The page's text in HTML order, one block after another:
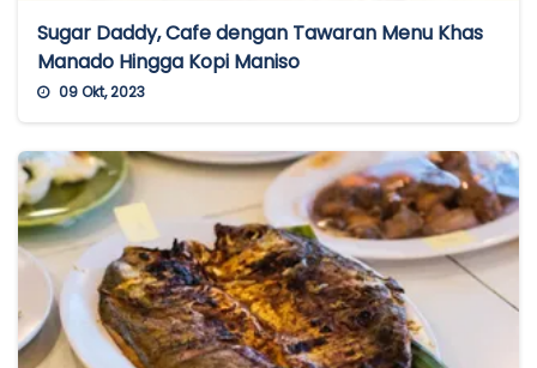
Sugar Daddy, Cafe dengan Tawaran Menu Khas
Manado Hingga Kopi Maniso
09 Okt, 2023